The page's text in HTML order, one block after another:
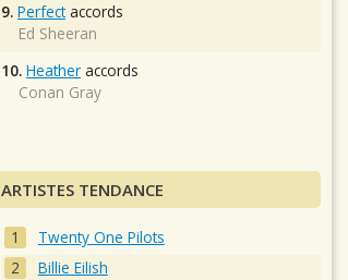
9. Perfectaccords
Ed Sheeran
10. Heather accords
Conan Gray
ARTISTES TENDANCE
Twenty One Pilots
Billie Eilish